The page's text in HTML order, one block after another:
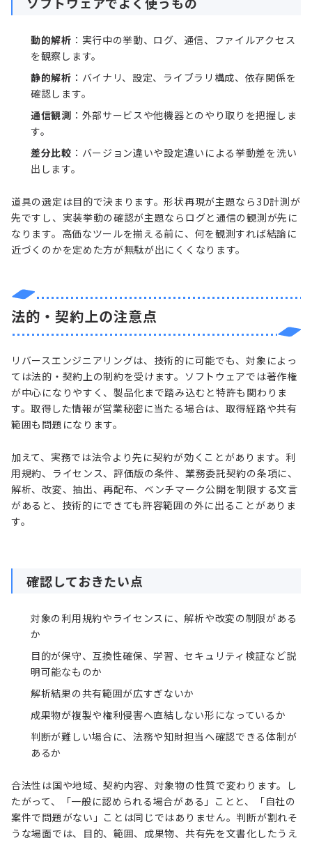
動的解析 ：実行中の挙動、ログ、通信、ファイルアクセス
を観察します。
静的解析 ：バイナリ、設定、ライブラリ構成、依存関係を
確認します。
通信観測 ：外部サービスや他機器とのやり取りを把握しま
す。
差分比較 ：バージョン違いや設定違いによる挙動差を洗い
出します。
道具の選定は目的で決まります。形状再現が主題なら3D計測が
先ですし、実装挙動の確認が主題ならログと通信の観測が先に
なります。高価なツールを揃える前に、何を観測すれば結論に
近づくのかを定めた方が無駄が出にくくなります。
法的・契約上の注意点
リバースエンジニアリングは、技術的に可能でも、対象によっ
ては法的・契約上の制約を受けます。ソフトウェアでは著作権
が中心になりやすく、製品化まで踏み込むと特許も関わりま
す。取得した情報が営業秘密に当たる場合は、取得経路や共有
範囲も問題になります。
加えて、実務では法令より先に契約が効くことがあります。利
用規約、ライセンス、評価版の条件、業務委託契約の条項に、
解析、改変、抽出、再配布、ベンチマーク公開を制限する文言
があると、技術的にできても許容範囲の外に出ることがありま
す。
確認しておきたい点
対象の利用規約やライセンスに、解析や改変の制限がある
か
目的が保守、互換性確保、学習、セキュリティ検証など説
明可能なものか
解析結果の共有範囲が広すぎないか
成果物が複製や権利侵害へ直結しない形になっているか
判断が難しい場合に、法務や知財担当へ確認できる体制が
あるか
合法性は国や地域、契約内容、対象物の性質で変わります。し
たがって、「一般に認められる場合がある」ことと、「自社の
案件で問題がない」ことは同じではありません。判断が割れそ
うな場面では、目的、範囲、成果物、共有先を文書化したうえ